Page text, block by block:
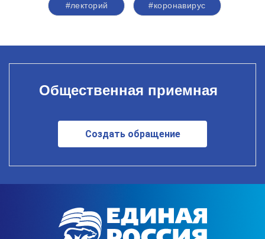
#лекторий #коронавирус
Общественная приемная
Создать обращение